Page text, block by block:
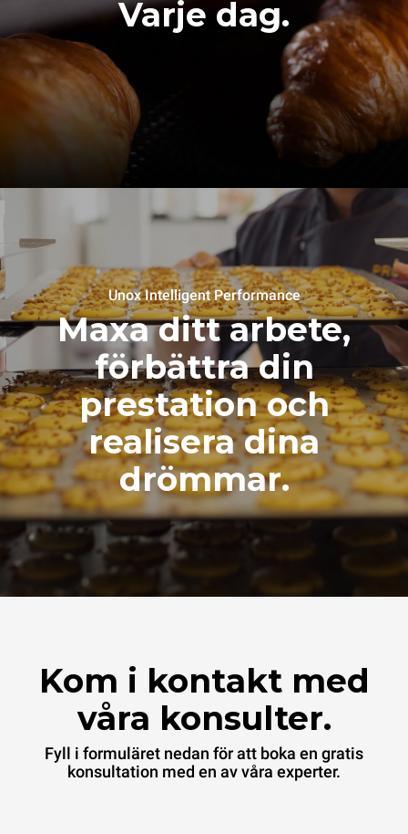
Varje dag.
Unox Intelligent Performance
Maxa ditt arbete,
förbättra din
prestation och
realisera dina
drömmar.
Kom i kontakt med
våra konsulter.
Fyll i formuläret nedan för att boka en gratis
konsultation med en av våra experter.